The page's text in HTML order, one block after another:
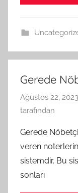
Gerede
Ağustos 22, 2023
tarafından
Gerede
veren
sistemdir. Bu
sonları